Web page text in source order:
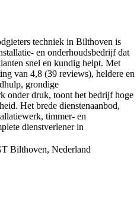
techniek in Bilthoven is
en onderhoudsbedrijf dat
snel en kundig helpt. Met
van 4,8 (39 reviews), heldere en
grondige
onder druk, toont het bedrijf hoge
Het brede dienstenaanbod,
timmer- en
dienstverlener in
Bilthoven, Nederland